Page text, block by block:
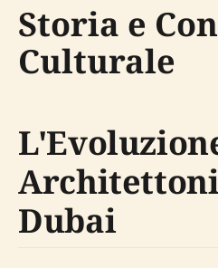
Storia e
Culturale
Dubai